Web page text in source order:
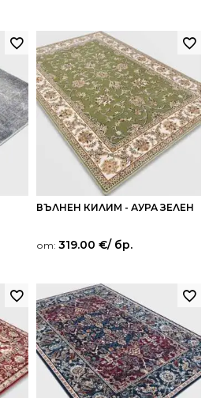
ВЪЛНЕН КИЛИМ - АУРА ЗЕЛЕН
от: 319.00 €/ бр.